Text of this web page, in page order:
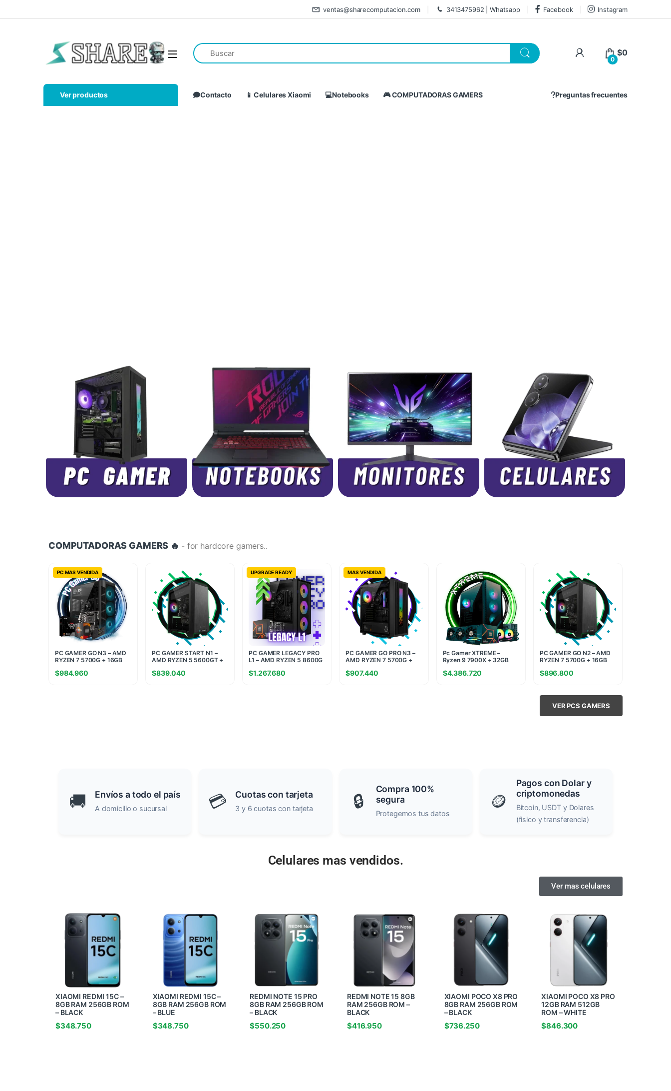
ventas@sharecomputacion.com 3413475962 | Whatsapp Facebook Instagram
0
$0
Ver productos Contacto Preguntas frecuentes
📱 Celulares Xiaomi 💻Notebooks 🎮 COMPUTADORAS GAMERS
COMPUTADORAS GAMERS 🔥 - for hardcore gamers..
PC MAS VENDIDA
PC GAMER GO N3 – AMD
RYZEN 7 5700G + 16GB
$984.960
PC GAMER START N1 –
AMD RYZEN 5 5600GT +
$839.040
UPGRADE READY
PC GAMER LEGACY PRO
L1 – AMD RYZEN 5 8600G
M.2
$1.267.680
MAS VENDIDA
PC GAMER GO PRO N3 –
AMD RYZEN 7 5700G +
$907.440
Pc Gamer XTREME –
Ryzen 9 7900X + 32GB
5070 12GB
$4.386.720
PC GAMER GO N2 – AMD
RYZEN 7 5700G + 16GB
$896.800
VER PCS GAMERS
🚚 Envíos a todo el país
A domicilio o sucursal 💳 Cuotas con tarjeta
3 y 6 cuotas con tarjeta 🔒
Compra 100%
segura
Protegemos tus datos
🪙
Pagos con Dolar y
criptomonedas
Bitcoin, USDT y Dolares
(fisico y transferencia)
Celulares mas vendidos.
Ver mas celulares
XIAOMI REDMI 15C –
8GB RAM 256GB ROM
– BLACK
$348.750
XIAOMI REDMI 15C –
8GB RAM 256GB ROM
– BLUE
$348.750
REDMI NOTE 15 PRO
8GB RAM 256GB ROM
– BLACK
$550.250
REDMI NOTE 15 8GB
RAM 256GB ROM –
BLACK
$416.950
XIAOMI POCO X8 PRO
8GB RAM 256GB ROM
– BLACK
$736.250
XIAOMI POCO X8 PRO
12GB RAM 512GB
ROM – WHITE
$846.300